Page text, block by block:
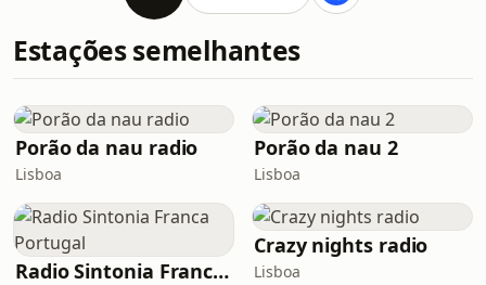
Estações semelhantes
Porão da nau radio
Lisboa
Porão da nau 2
Lisboa
Radio Sintonia Franca Portugal
Crazy nights radio
Lisboa